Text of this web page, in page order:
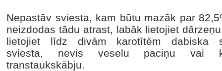
Nepastāv sviesta, kam būtu mazāk par
neizdodas tādu atrast, labāk lietojiet
lietojiet līdz divām karotītēm dabiska
sviesta, nevis veselu paciņu vai
transtaukskābju.